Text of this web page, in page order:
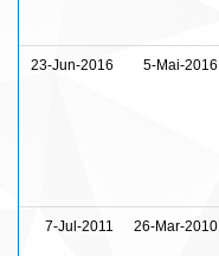
23-Jun-2016 5-Mai-2016
7-Jul-2011 26-Mar-2010